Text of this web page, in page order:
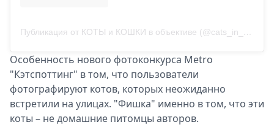
Особенность нового фотоконкурса Metro
"Кэтспоттинг" в том, что пользователи
фотографируют котов, которых неожиданно
встретили на улицах. "Фишка" именно в том, что эти
коты – не домашние питомцы авторов.